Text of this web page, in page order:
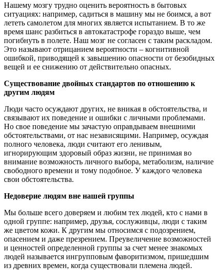
Нашему мозгу трудно оценить вероятность в бытовых
ситуациях: например, садиться в машину мы не боимся, а вот
лететь самолетом для многих является испытанием. В то же
время шанс разбиться в автокатастрофе гораздо выше, чем
погибнуть в полете. Наш мозг не согласен с таким раскладом.
Это называют отрицанием вероятности – когнитивной
ошибкой, приводящей к завышению опасности от безобидных
вещей и ее снижению от действительно опасных.
Существование двойных стандартов по отношению к
другим людям
Люди часто осуждают других, не вникая в обстоятельства, и
связывают их поведение и ошибки с личными проблемами.
Но свое поведение мы зачастую оправдываем внешними
обстоятельствами, от нас независящими. Например, осуждая
полного человека, люди считают его ленивым,
игнорирующим здоровый образ жизни, не принимая во
внимание возможность личного выбора, метаболизм, наличие
свободного времени и тому подобное. У каждого человека
свои обстоятельства.
Недоверие людям вне нашей группы
Мы больше всего доверяем и любим тех людей, кто с нами в
одной группе: например, друзья, сослуживцы, люди с таким
же цветом кожи. К другим мы относимся с подозрением,
опасением и даже презрением. Преувеличение возможностей
и ценностей определенной группы за счет менее знакомых
людей называется ингрупповым фаворитизмом, пришедшим
из древних времен, когда существовали племена людей.